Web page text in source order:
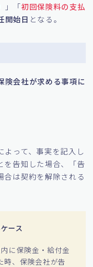
」「初回保険料の支払
開始日 となる。
険会社が求める事項に
よって、事実を記入し
を告知した場合、「告
合は契約を解除される
ース
に保険金・給付金
時、保険会社が告